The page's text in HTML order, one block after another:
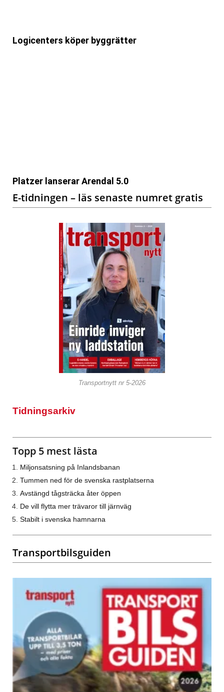
Logicenters köper byggrätter
Platzer lanserar Arendal 5.0
E-tidningen – läs senaste numret gratis
Transportnytt nr 5-2026
Tidningsarkiv
Topp 5 mest lästa
Miljonsatsning på Inlandsbanan
Tummen ned för de svenska rastplatserna
Avstängd tågsträcka åter öppen
De vill flytta mer trävaror till järnväg
Stabilt i svenska hamnarna
Transportbilsguiden